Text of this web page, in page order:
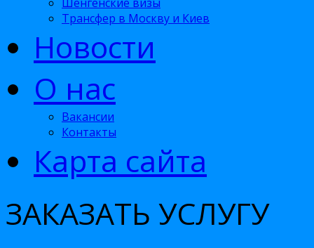
Трансфер в Москву и Киев
Новости
О нас
Вакансии
Контакты
Карта сайта
ЗАКАЗАТЬ УСЛУГУ